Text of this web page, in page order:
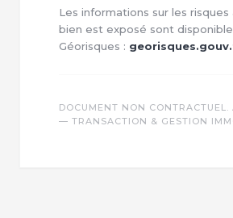
Les informations sur les risques
bien est exposé sont
Géorisques :
DOCUMENT NON CONTRACTUEL.
— TRANSACTION & GESTION